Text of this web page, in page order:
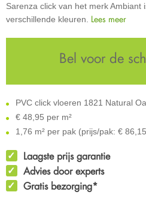
Sarenza click van het merk Ambiant
verschillende kleuren. Lees meer
Bel voor de
PVC click vloeren 1821 Natural
€ 48,95 per m²
1,76 m² per pak (prijs/pak: €
Laagste prijs garantie
Advies door experts
Gratis bezorging*